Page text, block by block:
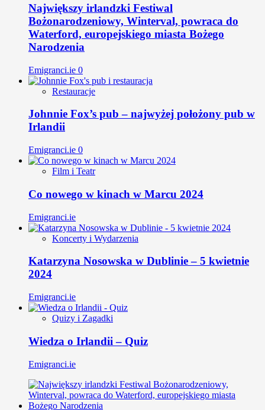
Największy irlandzki Festiwal
Bożonarodzeniowy, Winterval, powraca do
Waterford, europejskiego miasta Bożego
Narodzenia
Emigranci.ie 0
Restauracje
Johnnie Fox’s pub – najwyżej położony pub w
Irlandii
Emigranci.ie 0
Film i Teatr
Co nowego w kinach w Marcu 2024
Emigranci.ie
Koncerty i Wydarzenia
Katarzyna Nosowska w Dublinie – 5 kwietnie
2024
Emigranci.ie
Quizy i Zagadki
Wiedza o Irlandii – Quiz
Emigranci.ie